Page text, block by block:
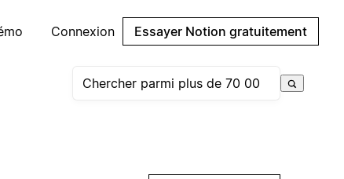
Connexion Essayer Notion gratuitement